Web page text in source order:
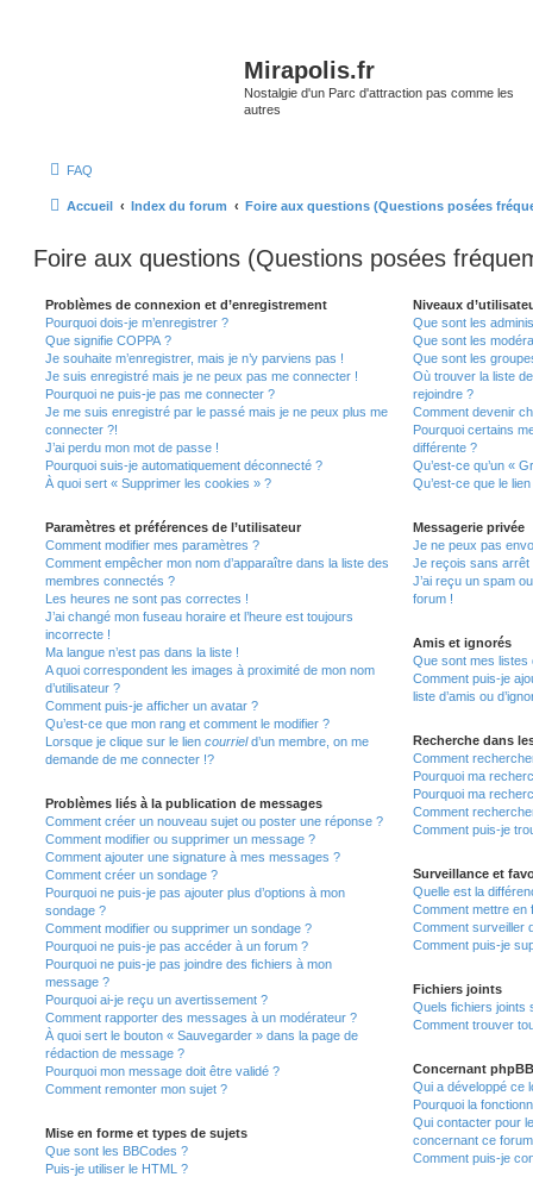
Mirapolis.fr
Nostalgie d'un Parc d'attraction pas comme les
autres
FAQ
Accueil Index du forum Foire aux questions (Questions posées
Foire aux questions (Questions posées
Problèmes de connexion et d’enregistrement
Pourquoi dois-je m’enregistrer ?
Que signifie COPPA ?
Je souhaite m’enregistrer, mais je n’y parviens pas !
Je suis enregistré mais je ne peux pas me connecter !
Pourquoi ne puis-je pas me connecter ?
Je me suis enregistré par le passé mais je ne peux plus me
connecter ?!
J’ai perdu mon mot de passe !
Pourquoi suis-je automatiquement déconnecté ?
À quoi sert « Supprimer les cookies » ?
Paramètres et préférences de l’utilisateur
Comment modifier mes paramètres ?
Comment empêcher mon nom d’apparaître dans la liste des
membres connectés ?
Les heures ne sont pas correctes !
J’ai changé mon fuseau horaire et l’heure est toujours
incorrecte !
Ma langue n’est pas dans la liste !
A quoi correspondent les images à proximité de mon nom
d’utilisateur ?
Comment puis-je afficher un avatar ?
Qu’est-ce que mon rang et comment le modifier ?
Lorsque je clique sur le lien courrield’un membre, on me
demande de me connecter !?
Problèmes liés à la publication de messages
Comment créer un nouveau sujet ou poster une réponse ?
Comment modifier ou supprimer un message ?
Comment ajouter une signature à mes messages ?
Comment créer un sondage ?
Pourquoi ne puis-je pas ajouter plus d’options à mon
sondage ?
Comment modifier ou supprimer un sondage ?
Pourquoi ne puis-je pas accéder à un forum ?
Pourquoi ne puis-je pas joindre des fichiers à mon
message ?
Pourquoi ai-je reçu un avertissement ?
Comment rapporter des messages à un modérateur ?
À quoi sert le bouton « Sauvegarder » dans la page de
rédaction de message ?
Pourquoi mon message doit être validé ?
Comment remonter mon sujet ?
Mise en forme et types de sujets
Que sont les BBCodes ?
Puis-je utiliser le HTML ?
Niveaux
Que sont les
Que sont les
Que sont les
Où trouver la liste
rejoindre ?
Comment devenir
Pourquoi certains
différente ?
Qu’est-ce qu’un «
Qu’est-ce que le
Messagerie privée
Je ne peux pas
Je reçois sans arrêt
J’ai reçu un spam
forum !
Amis et ignorés
Que sont mes listes
Comment puis-je
liste d’amis ou
Recherche dans
Comment
Pourquoi ma
Pourquoi ma
Comment
Comment puis-je
Surveillance et
Quelle est la
Comment mettre en
Comment surveiller
Comment puis-je
Fichiers joints
Quels fichiers joints
Comment trouver
Concernant phpBB
Qui a développé ce
Pourquoi la
Qui contacter pour
concernant ce
Comment puis-je